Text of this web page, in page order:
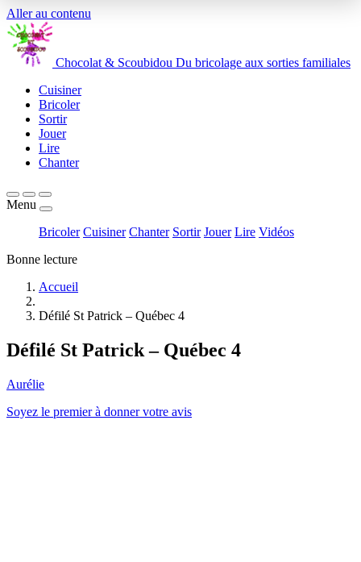
Aller au contenu
Chocolat & Scoubidou Du bricolage aux sorties familiales
Cuisiner
Bricoler
Sortir
Jouer
Lire
Chanter
Menu
Bricoler Cuisiner Chanter Sortir Jouer Lire Vidéos
Bonne lecture
Accueil
Défilé St Patrick – Québec 4
Défilé St Patrick – Québec 4
Aurélie
Soyez le premier à donner votre avis